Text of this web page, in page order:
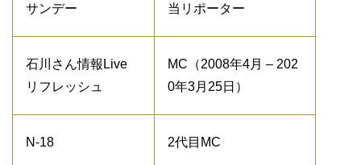
サンデー
当リポーター
石川さん情報Live
リフレッシュ
MC（2008年4月 – 202
0年3月25日）
N-18 2代目MC